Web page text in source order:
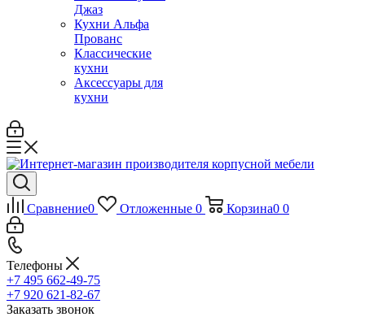
Джаз
Кухни Альфа
Прованс
Классические
кухни
Аксессуары для
кухни
Сравнение0 Отложенные 0 Корзина0 0
Телефоны
+7 495 662-49-75
+7 920 621-82-67
Заказать звонок